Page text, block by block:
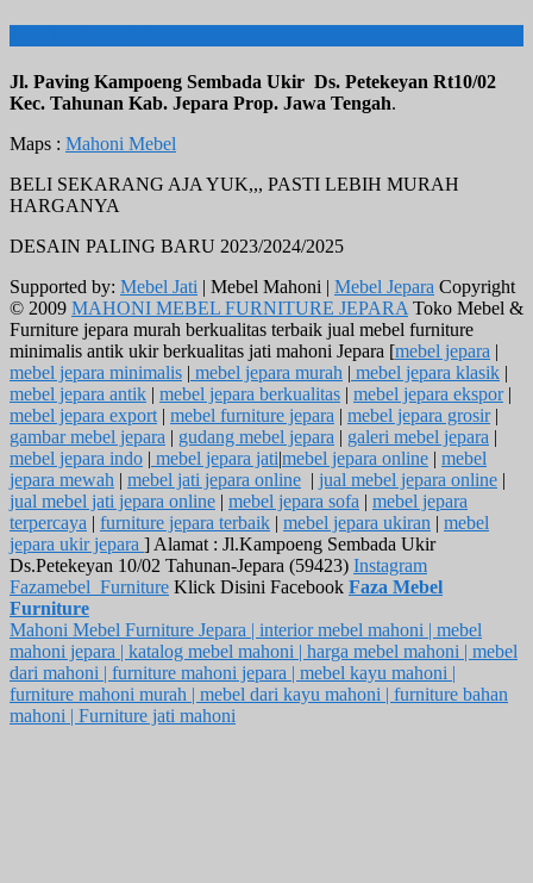
Jl. Paving Kampoeng Sembada Ukir Ds. Petekeyan Rt10/02
Kec. Tahunan Kab. Jepara Prop. Jawa Tengah.
Maps : Mahoni Mebel
BELI SEKARANG AJA YUK,,, PASTI LEBIH MURAH
HARGANYA
DESAIN PALING BARU 2023/2024/2025
Supported by: Mebel Jati | Mebel Mahoni | Mebel Jepara Copyright
© 2009 MAHONI MEBEL FURNITURE JEPARA Toko Mebel &
Furniture jepara murah berkualitas terbaik jual mebel furniture
minimalis antik ukir berkualitas jati mahoni Jepara [mebel jepara |
mebel jepara minimalis | mebel jepara murah | mebel jepara klasik |
mebel jepara antik | mebel jepara berkualitas | mebel jepara ekspor|
mebel jepara export | mebel furniture jepara | mebel jepara grosir|
gambar mebel jepara | gudang mebel jepara | galeri mebel jepara |
mebel jepara indo | mebel jepara jati|mebel jepara online | mebel
jepara mewah | mebel jati jepara online | jual mebel jepara online |
jual mebel jati jepara online | mebel jepara sofa | mebel jepara
terpercaya | furniture jepara terbaik | mebel jepara ukiran | mebel
jepara ukir jepara ] Alamat : Jl.Kampoeng Sembada Ukir
Ds.Petekeyan 10/02 Tahunan-Jepara (59423) Instagram
Fazamebel_Furniture Klick Disini Facebook Faza Mebel
Furniture
Mahoni Mebel Furniture Jepara | interior mebel mahoni | mebel
mahoni jepara | katalog mebel mahoni | harga mebel mahoni | mebel
dari mahoni | furniture mahoni jepara | mebel kayu mahoni |
furniture mahoni murah | mebel dari kayu mahoni | furniture bahan
mahoni | Furniture jati mahoni